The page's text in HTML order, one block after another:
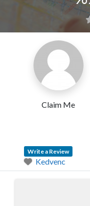
Claim Me
Write a Review
Kedvenc